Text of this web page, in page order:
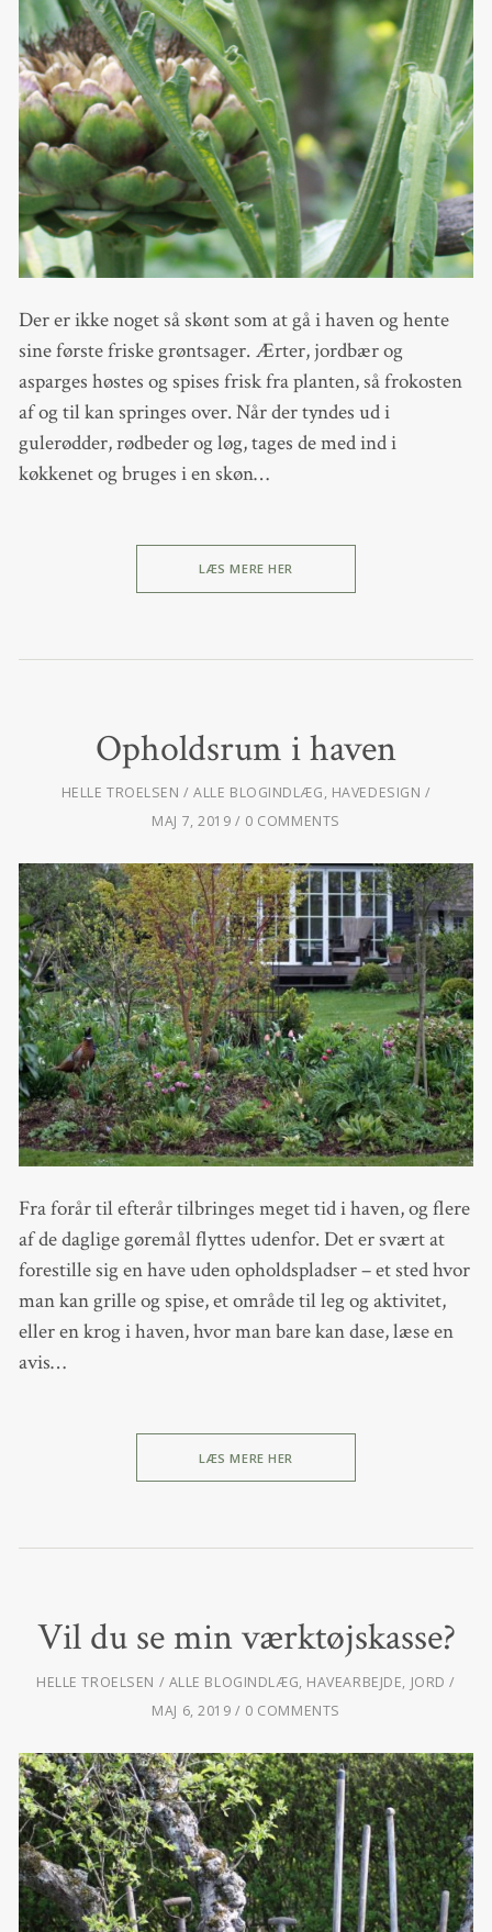
Der er ikke noget så skønt som at gå i haven og hente
sine første friske grøntsager. Ærter, jordbær og
asparges høstes og spises frisk fra planten, så frokosten
af og til kan springes over. Når der tyndes ud i
gulerødder, rødbeder og løg, tages de med ind i
køkkenet og bruges i en skøn…
LÆS MERE HER
Opholdsrum i haven
HELLE TROELSEN ALLE BLOGINDLÆG, HAVEDESIGN
MAJ 7, 2019
0 COMMENTS
Fra forår til efterår tilbringes meget tid i haven, og flere
af de daglige gøremål flyttes udenfor. Det er svært at
forestille sig en have uden opholdspladser – et sted hvor
man kan grille og spise, et område til leg og aktivitet,
eller en krog i haven, hvor man bare kan dase, læse en
avis…
LÆS MERE HER
Vil du se min værktøjskasse?
HELLE TROELSEN ALLE BLOGINDLÆG, HAVEARBEJDE, JORD
MAJ 6, 2019
0 COMMENTS